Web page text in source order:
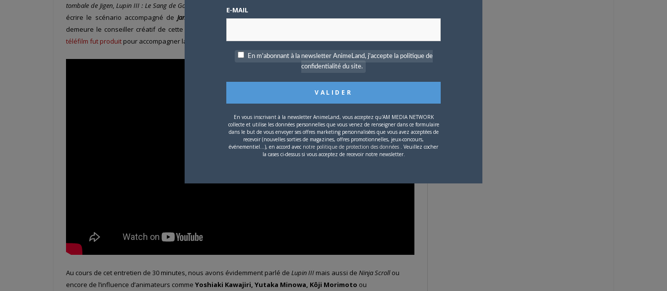
tombale de Jigen,Lupin III : Le Sang de Goemon
écrire le scénario accompagné de James Shimoji pour composer la musique, tandis que Katsuhito Ishii (Redline)
demeure le conseiller créatif de cette vision moderne de
téléfilm fut produit pour accompagner la sortie de ce segment.
Au cours de cet entretien de 30 minutes, nous avons évidemment parlé de Lupin III mais aussi de Ninja Scrollou
encore de l’influence d’animateurs comme Yoshiaki Kawajiri, Yutaka Minowa, Kôji Morimoto ou
E-MAIL
En m'abonnant à la newsletter AnimeLand, j'accepte la politique de
confidentialité du site.
En vous inscrivant à la newsletter AnimeLand, vous acceptez qu'AM MEDIA NETWORK
collecte et utilise les données personnelles que vous venez de renseigner dans ce formulaire
dans le but de vous envoyer ses offres marketing personnalisées que vous avez acceptées de
recevoir (nouvelles sorties de magazines, offres promotionnelles, jeux-concours,
événementiel...), en accord avec notre politique de protection des données . Veuillez cocher
la cases ci-dessus si vous acceptez de recevoir notre newsletter.